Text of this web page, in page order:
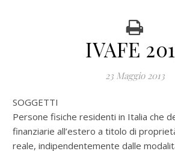
IVAFE
23 Maggio 2013
SOGGETTI
Persone fisiche residenti in Italia che
finanziarie all’estero a titolo di
reale, indipendentemente dalle